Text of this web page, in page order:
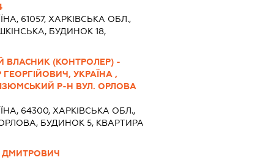
61057, ХАРКІВСЬКА ОБЛ.,
БУДИНОК 18,
ВЛАСНИК (КОНТРОЛЕР) -
УКРАЇНА ,
Р-Н ВУЛ. ОРЛОВА
64300, ХАРКІВСЬКА ОБЛ.,
БУДИНОК 5, КВАРТИРА
ДМИТРОВИЧ